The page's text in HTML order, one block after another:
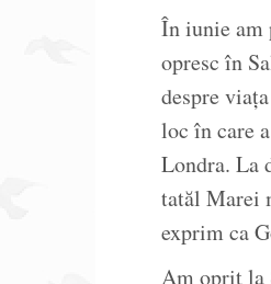
În iunie am
opresc în
despre
loc în care
Londra. La
tatăl Marei
exprim ca
Am oprit la